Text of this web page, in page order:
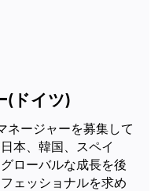
(ドイツ)
ネージャーを募集して
本、韓国、スペイ
ローバルな成長を後
ェッショナルを求め